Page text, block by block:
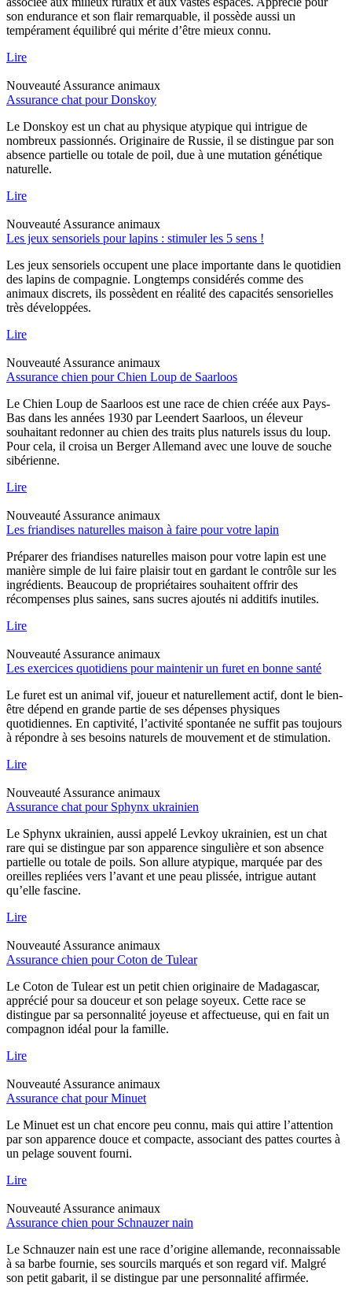
son endurance et son flair remarquable, il possède aussi un
tempérament équilibré qui mérite d’être mieux connu.
Lire
Nouveauté Assurance animaux
Assurance chat pour Donskoy
Le Donskoy est un chat au physique atypique qui intrigue de
nombreux passionnés. Originaire de Russie, il se distingue par son
absence partielle ou totale de poil, due à une mutation génétique
naturelle.
Lire
Nouveauté Assurance animaux
Les jeux sensoriels pour lapins : stimuler les 5 sens !
Les jeux sensoriels occupent une place importante dans le quotidien
des lapins de compagnie. Longtemps considérés comme des
animaux discrets, ils possèdent en réalité des capacités sensorielles
très développées.
Lire
Nouveauté Assurance animaux
Assurance chien pour Chien Loup de Saarloos
Le Chien Loup de Saarloos est une race de chien créée aux Pays-
Bas dans les années 1930 par Leendert Saarloos, un éleveur
souhaitant redonner au chien des traits plus naturels issus du loup.
Pour cela, il croisa un Berger Allemand avec une louve de souche
sibérienne.
Lire
Nouveauté Assurance animaux
Les friandises naturelles maison à faire pour votre lapin
Préparer des friandises naturelles maison pour votre lapin est une
manière simple de lui faire plaisir tout en gardant le contrôle sur les
ingrédients. Beaucoup de propriétaires souhaitent offrir des
récompenses plus saines, sans sucres ajoutés ni additifs inutiles.
Lire
Nouveauté Assurance animaux
Les exercices quotidiens pour maintenir un furet en bonne santé
Le furet est un animal vif, joueur et naturellement actif, dont le bien-
être dépend en grande partie de ses dépenses physiques
quotidiennes. En captivité, l’activité spontanée ne suffit pas toujours
à répondre à ses besoins naturels de mouvement et de stimulation.
Lire
Nouveauté Assurance animaux
Assurance chat pour Sphynx ukrainien
Le Sphynx ukrainien, aussi appelé Levkoy ukrainien, est un chat
rare qui se distingue par son apparence singulière et son absence
partielle ou totale de poils. Son allure atypique, marquée par des
oreilles repliées vers l’avant et une peau plissée, intrigue autant
qu’elle fascine.
Lire
Nouveauté Assurance animaux
Assurance chien pour Coton de Tulear
Le Coton de Tulear est un petit chien originaire de Madagascar,
apprécié pour sa douceur et son pelage soyeux. Cette race se
distingue par sa personnalité joyeuse et affectueuse, qui en fait un
compagnon idéal pour la famille.
Lire
Nouveauté Assurance animaux
Assurance chat pour Minuet
Le Minuet est un chat encore peu connu, mais qui attire l’attention
par son apparence douce et compacte, associant des pattes courtes à
un pelage souvent fourni.
Lire
Nouveauté Assurance animaux
Assurance chien pour Schnauzer nain
Le Schnauzer nain est une race d’origine allemande, reconnaissable
à sa barbe fournie, ses sourcils marqués et son regard vif. Malgré
son petit gabarit, il se distingue par une personnalité affirmée.